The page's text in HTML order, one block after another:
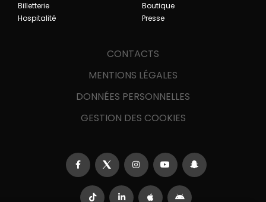
Billetterie
Hospitalité
Boutique
Presse
CONTACTS
MENTIONS LÉGALES
DONNÉES PERSONNELLES
GESTION DES COOKIES